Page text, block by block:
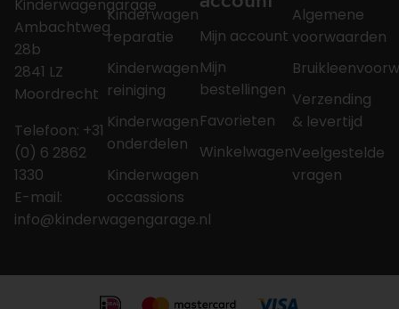
Kinderwagengarage
Ambachtweg
28b
2841 LZ
Moordrecht
Telefoon: +31
(0) 6 2862
1330
E-mail:
info@kinderwagengarage.nl
Kinderwagen
reparatie
Kinderwagen
reiniging
Kinderwagen
onderdelen
Kinderwagen
occassions
Mijn account
Mijn
bestellingen
Favorieten
Winkelwagen
Algemene
voorwaarden
Verzending
& levertijd
Veelgestelde
vragen